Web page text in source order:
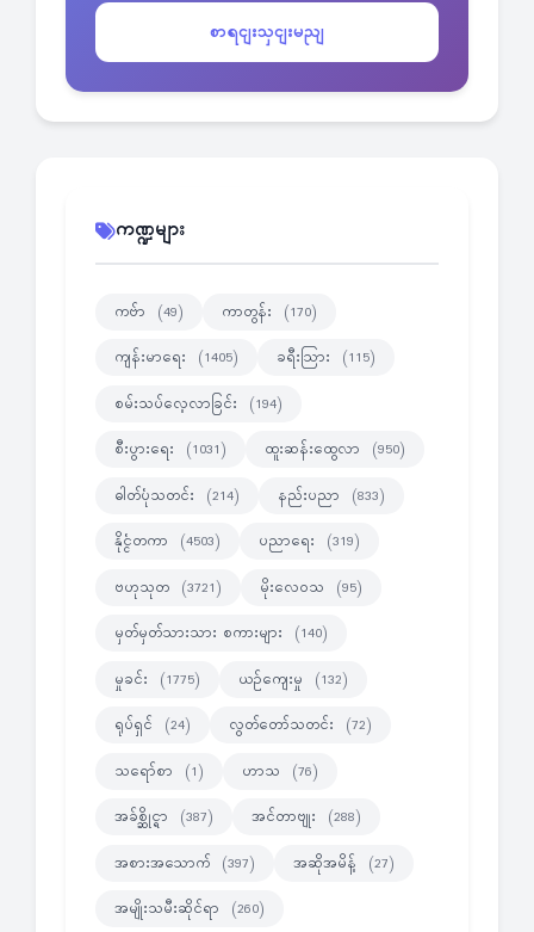
စာရငျးသှငျးမညျ
ကဏ္ဍများ
ကဗ်ာ (49) ကာတွန်း (170)
ကျန်းမာရေး (1405) ခရီးသြား (115)
စမ်းသပ်လေ့လာခြင်း (194)
စီးပွားရေး (1031) ထူးဆန်းထွေလာ (950)
ဓါတ်ပုံသတင်း (214) နည်းပညာ (833)
နိုင္ငံတကာ (4503) ပညာရေး (319)
ဗဟုသုတ (3721) မိုးလေဝသ (95)
မှတ်မှတ်သားသား စကားများ (140)
မှုခင်း (1775) ယဉ်ကျေးမှု (132)
ရုပ်ရှင် (24) လွတ်တော်သတင်း (72)
သရော်စာ (1) ဟာသ (76)
အခ်စ္ဆိုင္ရာ (387) အင်တာဗျုး (288)
အစားအသောက် (397) အဆိုအမိန့် (27)
အမျိုးသမီးဆိုင်ရာ (260)